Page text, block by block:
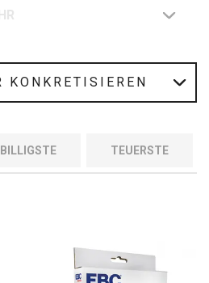
KONKRETISIEREN
BILLIGSTE TEUERSTE